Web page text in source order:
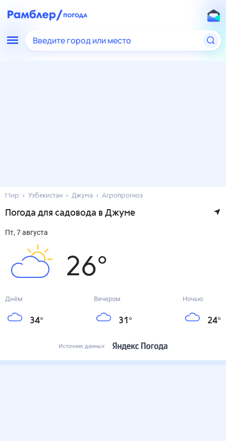
Введите город или место
Мир Узбекистан Джума Агропрогноз
Погода для садовода в Джуме
пт, 7 августа
26°
Днём
34°
Вечером
31 °
Ночью
24°
Источник данных